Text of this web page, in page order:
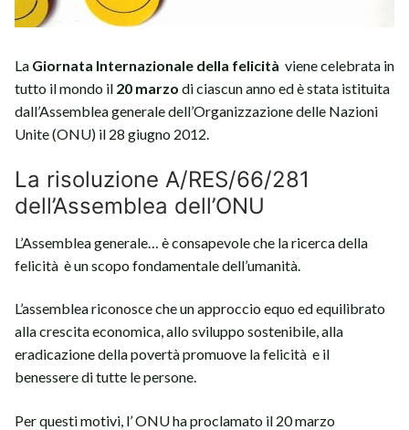
La Giornata Internazionale della felicità viene celebrata in
tutto il mondo il 20 marzo di ciascun anno ed è stata istituita
dall’Assemblea generale dell’Organizzazione delle Nazioni
Unite (ONU) il 28 giugno 2012.
La risoluzione A/RES/66/281
dell’Assemblea dell’ONU
L’Assemblea generale… è consapevole che la ricerca della
felicità è un scopo fondamentale dell’umanità.
L’assemblea riconosce che un approccio equo ed equilibrato
alla crescita economica, allo sviluppo sostenibile, alla
eradicazione della povertà promuove la felicità e il
benessere di tutte le persone.
Per questi motivi, l’ ONU ha proclamato il 20 marzo